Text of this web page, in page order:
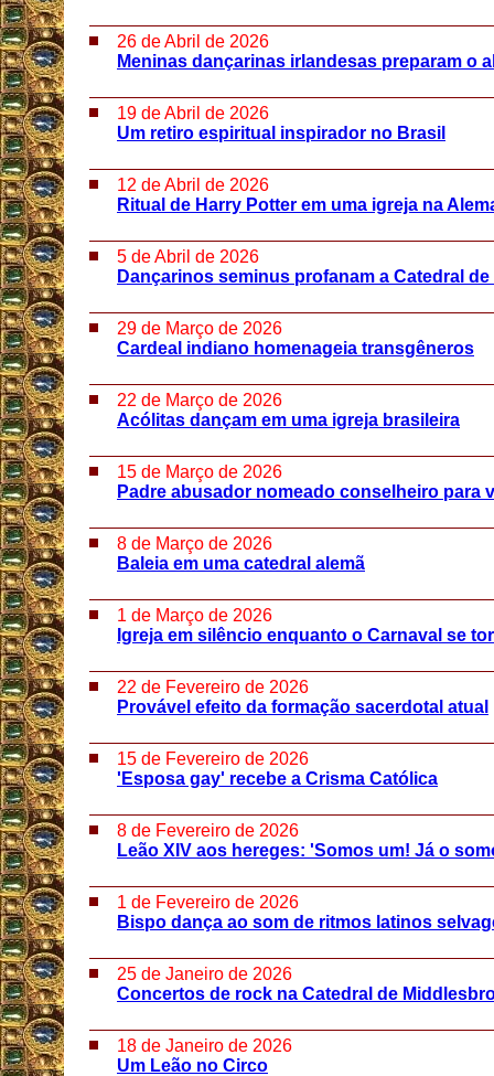
26 de Abril de 2026
Meninas dançarinas irlandesas preparam o
19 de Abril de 2026
Um retiro espiritual inspirador no Brasil
12 de Abril de 2026
Ritual de Harry Potter em uma igreja na
5 de Abril de 2026
Dançarinos seminus profanam a Catedral
29 de Março de 2026
Cardeal indiano homenageia transgêneros
22 de Março de 2026
Acólitas dançam em uma igreja brasileira
15 de Março de 2026
Padre abusador nomeado conselheiro para
8 de Março de 2026
Baleia em uma catedral alemã
1 de Março de 2026
Igreja em silêncio enquanto o Carnaval se
22 de Fevereiro de 2026
Provável efeito da formação sacerdotal atual
15 de Fevereiro de 2026
'Esposa gay' recebe a Crisma Católica
8 de Fevereiro de 2026
Leão XIV aos hereges: 'Somos um! Já o
1 de Fevereiro de 2026
Bispo dança ao som de ritmos latinos
25 de Janeiro de 2026
Concertos de rock na Catedral de
18 de Janeiro de 2026
Um Leão no Circo